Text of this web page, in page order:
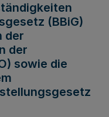
(BBiG)
der
der
sowie die